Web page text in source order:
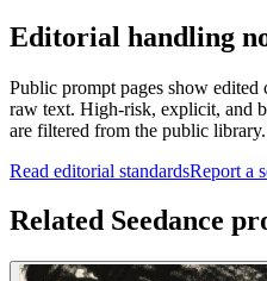
Editorial handling
Public prompt pages show edited
raw text. High-risk, explicit, and
are filtered from the public library.
Read editorial standardsReport a
Related Seedance